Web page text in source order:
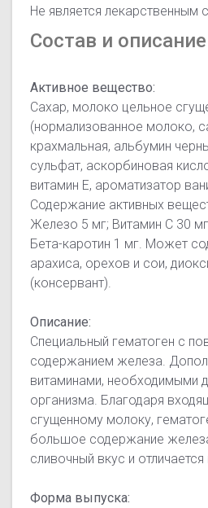
Не является лекарственным
Состав и описание
Активное вещество:
Сахар, молоко цельное
(нормализованное молоко,
крахмальная, альбумин
сульфат, аскорбиновая
витамин Е, ароматизатор
Содержание активных
Железо 5 мг; Витамин С 30
Бета-каротин 1 мг. Может
арахиса, орехов и сои,
(консервант).
Описание:
Специальный гематоген с
содержанием железа.
витаминами, необходимыми
организма. Благодаря
сгущенному молоку,
большое содержание
сливочный вкус и отличается
Форма выпуска: